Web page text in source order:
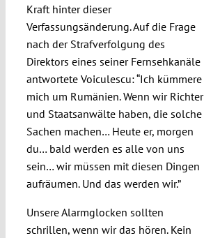
Kraft hinter dieser
Verfassungsänderung. Auf die Frage
nach der Strafverfolgung des
Direktors eines seiner Fernsehkanäle
antwortete Voiculescu: “Ich kümmere
mich um Rumänien. Wenn wir Richter
und Staatsanwälte haben, die solche
Sachen machen… Heute er, morgen
du… bald werden es alle von uns
sein… wir müssen mit diesen Dingen
aufräumen. Und das werden wir.”
Unsere Alarmglocken sollten
schrillen, wenn wir das hören. Kein